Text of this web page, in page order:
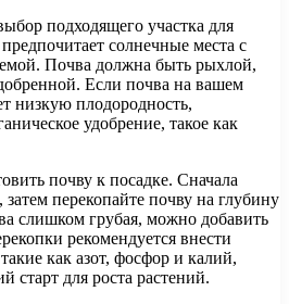
подходящего участка для
солнечные места с
Почва должна быть рыхлой,
Если почва на вашем
низкую плодородность,
удобрение, такое как
почву к посадке. Сначала
перекопайте почву на глубину
слишком грубая, можно добавить
рекомендуется внести
как азот, фосфор и калий,
старт для роста растений.